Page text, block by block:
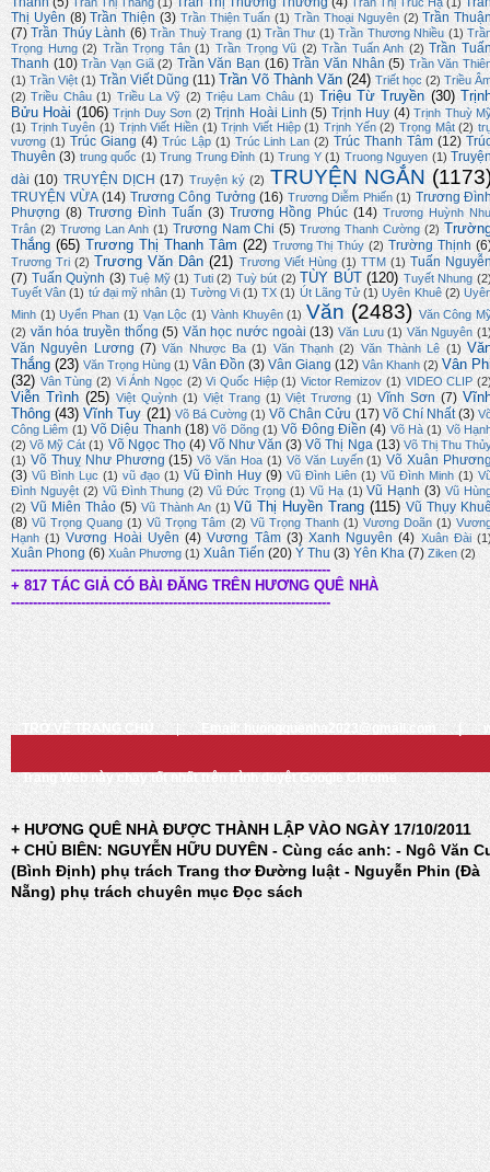
Trần Thị Thắng (1) Trần Thị Trúc Hạ (1)
Thị Uyên (8) Trần Thiện (3) Trần Thiện Tuấn (1) Trần Thoại Nguyên (2) Trần
(7) Trần Thúy Lành (6) Trần Thuỳ Trang (1) Trần Thư (1) Trần Thương Nhiều (1)
Trọng Hưng (2) Trần Trọng Tân (1) Trần Trọng Vũ (2) Trần Tuấn Anh (2) Trần
Thanh (10) Trần Vạn Giã (2) Trần Văn Bạn (16) Trần Văn Nhân (5) Trần Văn
(1) Trần Việt (1) Trần Viết Dũng (11) Trần Võ Thành Văn (24) Triết học (2) Triều
(2) Triều Châu (1) Triều La Vỹ (2) Triệu Lam Châu (1) Triệu Từ Truyền (30)
Bửu Hoài (106) Trịnh Duy Sơn (2) Trịnh Hoài Linh (5) Trịnh Huy (4) Trịnh Thuỳ
(1) Trịnh Tuyên (1) Trịnh Viết Hiền (1) Trịnh Viết Hiệp (1) Trịnh Yến (2) Trọng Mật (2)
vương (1) Trúc Giang (4) Trúc Lập (1) Trúc Linh Lan (2) Trúc Thanh Tâm (12)
Thuyên (3) trung quốc (1) Trung Trung Đỉnh (1) Trung Y (1) Truong Nguyen (1)
dài (10) TRUYỆN DỊCH (17) Truyện ký (2) TRUYỆN NGẮN
TRUYỆN VỪA (14) Trương Công Tưởng (16) Trương Diễm Phiến (1) Trương
Phượng (8) Trương Đình Tuấn (3) Trương Hồng Phúc (14) Trương Huỳnh
Trân (2) Trương Lan Anh (1) Trương Nam Chi (5) Trương Thanh Cường (2)
Thắng (65) Trương Thị Thanh Tâm (22) Trương Thị Thúy (2) Trường Thịnh
Trương Tri (2) Trương Văn Dân (21) Trương Viết Hùng (1) TTM (1) Tuấn
(7) Tuấn Quỳnh (3) Tuệ Mỹ (1) Tuti (2) Tuỳ bút (2) TÙY BÚT (120) Tuyết Nhung
Tuyết Vân (1) tứ đại mỹ nhân (1) Tường Vi (1) TX (1) Út Lãng Tử (1) Uyên Khuê (2)
Minh (1) Uyển Phan (1) Vạn Lộc (1) Vành Khuyên (1) Văn (2483) Văn Công
(2) văn hóa truyền thống (5) Văn học nước ngoài (13) Văn Lưu (1) Văn Nguyên
Văn Nguyên Lương (7) Văn Nhược Ba (1) Văn Thạnh (2) Văn Thành Lê (1)
Thắng (23) Văn Trọng Hùng (1) Vân Đồn (3) Vân Giang (12) Vân Khanh (2) Vân
(32) Vân Tùng (2) Vi Ánh Ngọc (2) Vi Quốc Hiệp (1) Victor Remizov (1) VIDEO CLIP
Viễn Trình (25) Việt Quỳnh (1) Việt Trang (1) Việt Trương (1) Vĩnh Sơn (7)
Thông (43) Vĩnh Tuy (21) Võ Bá Cường (1) Võ Chân Cửu (17) Võ Chí Nhất (3)
Công Liêm (1) Võ Diệu Thanh (18) Võ Dõng (1) Võ Đông Điền (4) Võ Hà (1) Võ
(2) Võ Mỹ Cát (1) Võ Ngọc Thọ (4) Võ Như Văn (3) Võ Thị Nga (13) Võ Thị Thu
(1) Võ Thuỵ Như Phương (15) Võ Văn Hoa (1) Võ Văn Luyến (1) Võ Xuân
(3) Vũ Bình Lục (1) vũ đạo (1) Vũ Đình Huy (9) Vũ Đình Liên (1) Vũ Đình Minh (1)
Đình Nguyệt (2) Vũ Đình Thung (2) Vũ Đức Trọng (1) Vũ Hạ (1) Vũ Hạnh (3) Vũ
(2) Vũ Miên Thảo (5) Vũ Thành An (1) Vũ Thị Huyền Trang (115) Vũ Thụy
(8) Vũ Trọng Quang (1) Vũ Trọng Tâm (2) Vũ Trọng Thanh (1) Vương Doãn (1)
Hạnh (1) Vương Hoài Uyên (4) Vương Tâm (3) Xanh Nguyên (4) Xuân Đài
Xuân Phong (6) Xuân Phương (1) Xuân Tiến (20) Ý Thu (3) Yên Kha (7) Ziken (2)
-------------------------------------------------------------------------
+ 817 TÁC GIẢ CÓ BÀI ĐĂNG TRÊN HƯƠNG QUÊ NHÀ
-------------------------------------------------------------------------
TRỞ VỀ TRANG CHỦ Email: huongquenha2023@gmail.com
Trang Web này chạy tốt nhất trên trình duyệt Google Chrome
+ HƯƠNG QUÊ NHÀ ĐƯỢC THÀNH LẬP VÀO NGÀY 17/10/2011
+ CHỦ BIÊN: NGUYỄN HỮU DUYÊN - Cùng các anh: - Ngô Văn
(Bình Định) phụ trách Trang thơ Đường luật - Nguyễn Phin (Đà
Nẵng) phụ trách chuyên mục Đọc sách